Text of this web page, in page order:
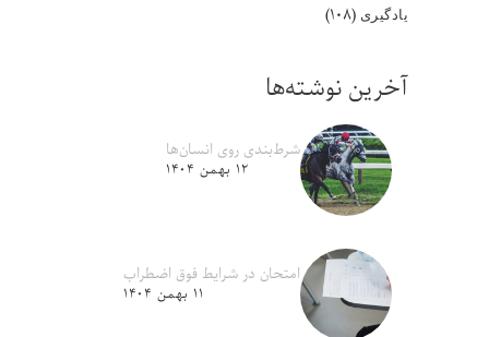
یادگیری (۱۰۸)
آخرین نوشته‌ها
شرط‌بندی روی انسان‌ها
۱۲ بهمن ۱۴۰۴
امتحان در شرایط فوق اضطراب
۱۱ بهمن ۱۴۰۴